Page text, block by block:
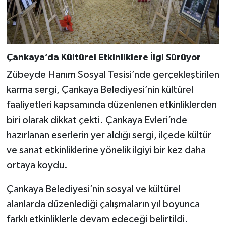
Çankaya’da Kültürel Etkinliklere İlgi Sürüyor
Zübeyde Hanım Sosyal Tesisi’nde gerçekleştirilen
karma sergi, Çankaya Belediyesi’nin kültürel
faaliyetleri kapsamında düzenlenen etkinliklerden
biri olarak dikkat çekti. Çankaya Evleri’nde
hazırlanan eserlerin yer aldığı sergi, ilçede kültür
ve sanat etkinliklerine yönelik ilgiyi bir kez daha
ortaya koydu.
Çankaya Belediyesi’nin sosyal ve kültürel
alanlarda düzenlediği çalışmaların yıl boyunca
farklı etkinliklerle devam edeceği belirtildi.